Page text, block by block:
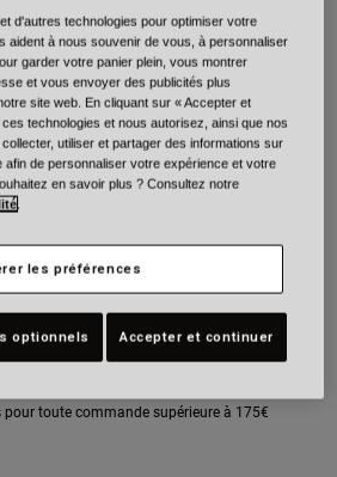
Tableau des tailles
Ajouter au panier
toute commande supérieure à 175€
d'autres technologies pour optimiser votre
aident à nous souvenir de vous, à personnaliser
garder votre panier plein, vous montrer
et vous envoyer des publicités plus
site web. En cliquant sur « Accepter et
technologies et nous autorisez, ainsi que nos
utiliser et partager des informations sur
de personnaliser votre expérience et votre
en savoir plus ? Consultez notre
.
les préférences
optionnels Accepter et continuer